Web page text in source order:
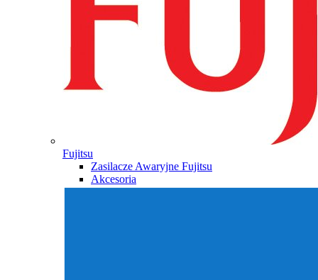
Fujitsu
Zasilacze Awaryjne Fujitsu
Akcesoria